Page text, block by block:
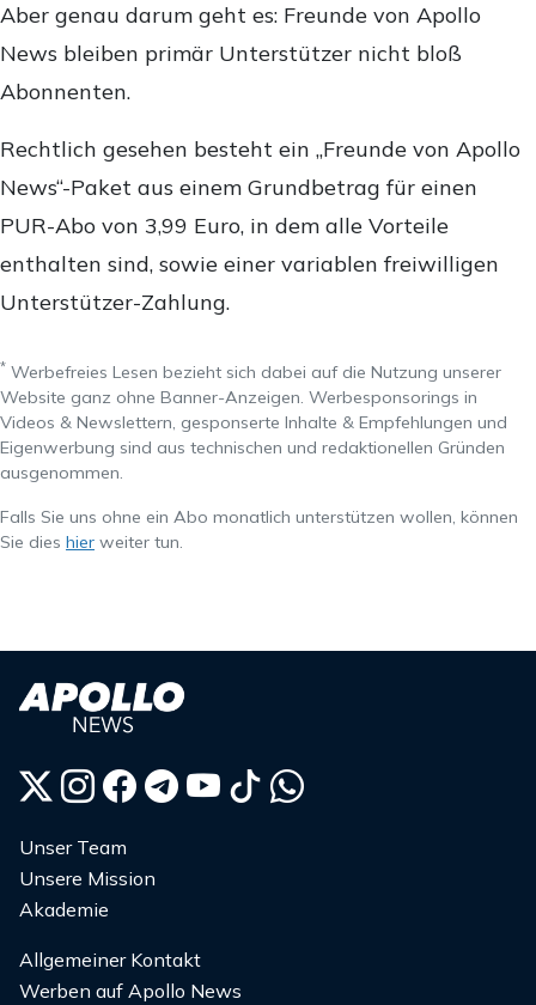
Aber genau darum geht es: Freunde von Apollo
News bleiben primär Unterstützer nicht bloß
Abonnenten.
Rechtlich gesehen besteht ein „Freunde von Apollo
News“-Paket aus einem Grundbetrag für einen
PUR-Abo von 3,99 Euro, in dem alle Vorteile
enthalten sind, sowie einer variablen freiwilligen
Unterstützer-Zahlung.
* Werbefreies Lesen bezieht sich dabei auf die Nutzung unserer
Website ganz ohne Banner-Anzeigen. Werbesponsorings in
Videos & Newslettern, gesponserte Inhalte & Empfehlungen und
Eigenwerbung sind aus technischen und redaktionellen Gründen
ausgenommen.
Falls Sie uns ohne ein Abo monatlich unterstützen wollen, können
Sie dies hier weiter tun.
Unser Team
Unsere Mission
Akademie
Allgemeiner Kontakt
Werben auf Apollo News